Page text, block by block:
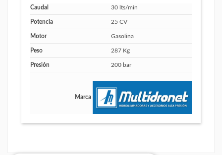
Caudal 30 lts/min
Potencia 25 CV
Motor Gasolina
Peso 287 Kg
Presión 200 bar
Marca